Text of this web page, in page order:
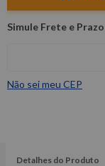
Não sei meu CEP
Detalhes do Produto